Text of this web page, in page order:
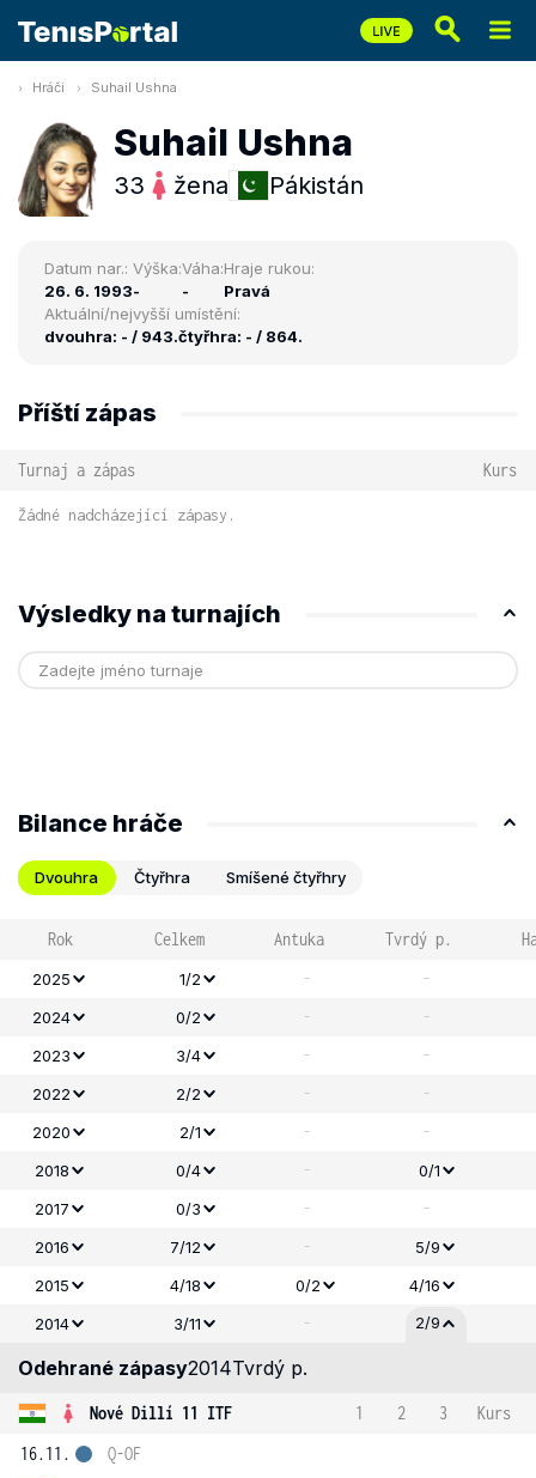
Hráči Suhail Ushna
Suhail Ushna
33 žena Pákistán
Datum nar.:
26. 6. 1993
Výška:
-
Váha:
-
Hraje rukou:
Pravá
Aktuální/nejvyšší umístění:
dvouhra: - / 943.čtyřhra: - / 864.
Příští zápas
Turnaj a zápas Kurs
Žádné nadcházející zápasy.
Výsledky na turnajích
Bilance hráče
Dvouhra Čtyřhra Smíšené čtyřhry
Rok Celkem Antuka Tvrdý p.
2025 1/2 - -
2024 0/2 - -
2023 3/4 - -
2022 2/2 - -
2020 2/1 - -
2018 0/4 -
0/1
2017
0/3 - -
2016 7/12 -
5/9
2015
4/18 0/2
4/16
2014
3/11 - 2/9
Odehrané zápasy2014Tvrdý p.
Nové Dillí 11 ITF 1 2 3
Kurs
16.11.
Q-OF